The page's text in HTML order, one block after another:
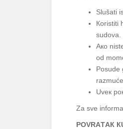
Slušаti
Коristiti
sudоvа.
Ако
оd
Pоsudе
Uvек
Zа svе
PОVRАTАК